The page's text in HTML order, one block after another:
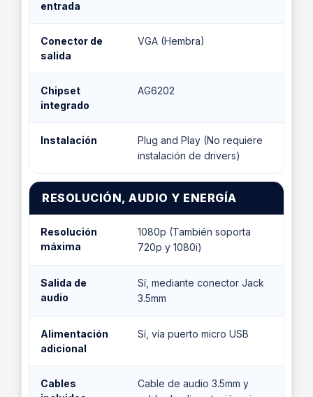
entrada
Conector de
salida
VGA (Hembra)
Chipset
integrado
AG6202
Instalación
Plug and Play (No requiere
instalación de drivers)
RESOLUCIÓN, AUDIO Y ENERGÍA
Resolución
máxima
1080p (También soporta
720p y 1080i)
Salida de
audio
Sí, mediante conector Jack
3.5mm
Alimentación
adicional
Sí, vía puerto micro USB
Cables
Cable de audio 3.5mm y